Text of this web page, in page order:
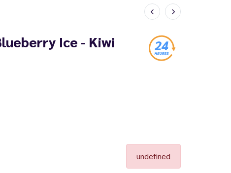
Ice - Kiwi
undefined